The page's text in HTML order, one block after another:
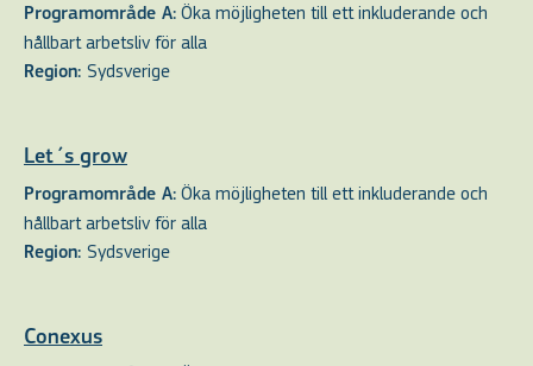
Programområde A: Öka möjligheten till ett inkluderande och
hållbart arbetsliv för alla
Region: Sydsverige
Let´s grow
Programområde A: Öka möjligheten till ett inkluderande och
hållbart arbetsliv för alla
Region: Sydsverige
Conexus